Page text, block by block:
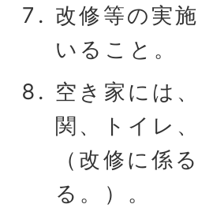
改修等の実
いること。
空き家には
関、トイレ
（改修に係
る。）。